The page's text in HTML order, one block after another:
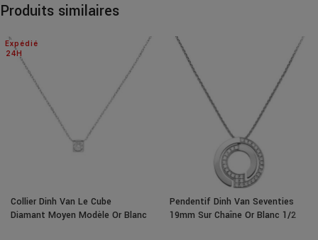
Produits similaires
24H
Expédié
Collier Dinh Van Le Cube
Diamant Moyen Modèle Or Blanc
Pendentif Dinh Van Seventies
19mm Sur Chaîne Or Blanc 1/2